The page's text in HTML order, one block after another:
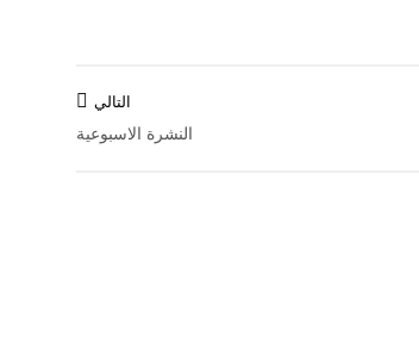
التالي
النشرة الاسبوعية